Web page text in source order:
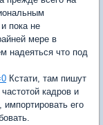
пока не
мере в
надеяться что под
Кстати, там пишут
кадров и
его